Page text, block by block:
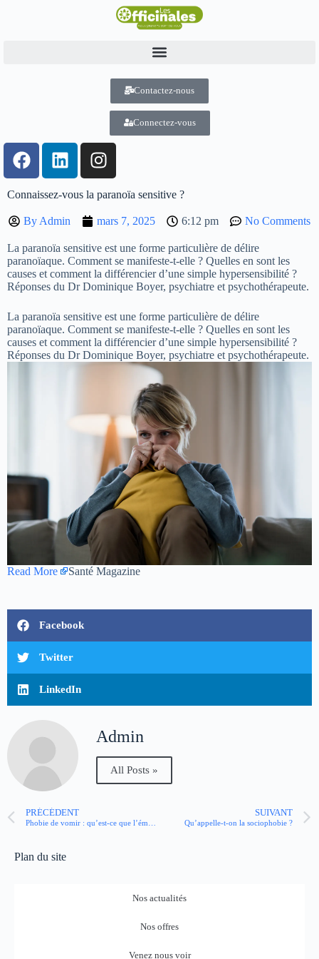
Contactez-nous
Connectez-vous
Connaissez-vous la paranoïa sensitive ?
By Admin mars 7, 2025 6:12 pm No Comments
La paranoïa sensitive est une forme particulière de délire
paranoïaque. Comment se manifeste-t-elle ? Quelles en sont les
causes et comment la différencier d’une simple hypersensibilité ?
Réponses du Dr Dominique Boyer, psychiatre et psychothérapeute.
La paranoïa sensitive est une forme particulière de délire
paranoïaque. Comment se manifeste-t-elle ? Quelles en sont les
causes et comment la différencier d’une simple hypersensibilité ?
Réponses du Dr Dominique Boyer, psychiatre et psychothérapeute.
Read More Santé Magazine
Facebook
Twitter
LinkedIn
Admin
All Posts »
PRÉCÉDENT SUIVANT
Qu’appelle-t-on la sociophobie ?
Plan du site
Nos actualités
Nos offres
Venez nous voir